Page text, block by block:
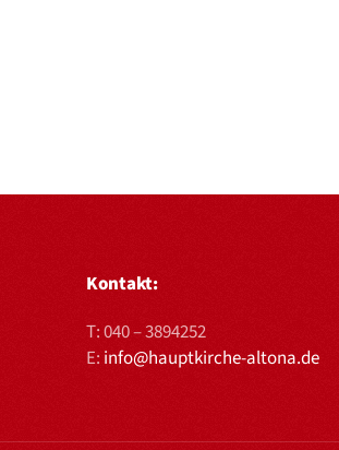
Kontakt:
T:040 – 3894252
E: info@hauptkirche-altona.de